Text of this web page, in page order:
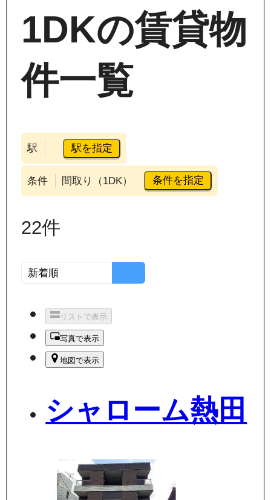
1DKの賃貸物
件一覧
駅 駅を指定
条件 間取り（1DK） 条件を指定
22件
リストで表示
写真で表示
地図で表示
シャローム熱田